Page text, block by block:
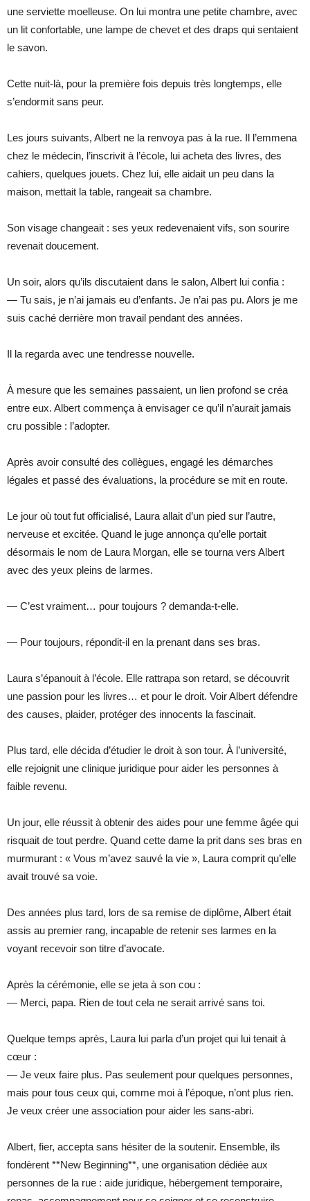
une serviette moelleuse. On lui montra une petite chambre, avec
un lit confortable, une lampe de chevet et des draps qui sentaient
le savon.
Cette nuit-là, pour la première fois depuis très longtemps, elle
s’endormit sans peur.
Les jours suivants, Albert ne la renvoya pas à la rue. Il l’emmena
chez le médecin, l’inscrivit à l’école, lui acheta des livres, des
cahiers, quelques jouets. Chez lui, elle aidait un peu dans la
maison, mettait la table, rangeait sa chambre.
Son visage changeait : ses yeux redevenaient vifs, son sourire
revenait doucement.
Un soir, alors qu’ils discutaient dans le salon, Albert lui confia :
— Tu sais, je n’ai jamais eu d’enfants. Je n’ai pas pu. Alors je me
suis caché derrière mon travail pendant des années.
Il la regarda avec une tendresse nouvelle.
À mesure que les semaines passaient, un lien profond se créa
entre eux. Albert commença à envisager ce qu’il n’aurait jamais
cru possible : l’adopter.
Après avoir consulté des collègues, engagé les démarches
légales et passé des évaluations, la procédure se mit en route.
Le jour où tout fut officialisé, Laura allait d’un pied sur l’autre,
nerveuse et excitée. Quand le juge annonça qu’elle portait
désormais le nom de Laura Morgan, elle se tourna vers Albert
avec des yeux pleins de larmes.
— C’est vraiment… pour toujours ? demanda-t-elle.
— Pour toujours, répondit-il en la prenant dans ses bras.
Laura s’épanouit à l’école. Elle rattrapa son retard, se découvrit
une passion pour les livres… et pour le droit. Voir Albert défendre
des causes, plaider, protéger des innocents la fascinait.
Plus tard, elle décida d’étudier le droit à son tour. À l’université,
elle rejoignit une clinique juridique pour aider les personnes à
faible revenu.
Un jour, elle réussit à obtenir des aides pour une femme âgée qui
risquait de tout perdre. Quand cette dame la prit dans ses bras en
murmurant : « Vous m’avez sauvé la vie », Laura comprit qu’elle
avait trouvé sa voie.
Des années plus tard, lors de sa remise de diplôme, Albert était
assis au premier rang, incapable de retenir ses larmes en la
voyant recevoir son titre d’avocate.
Après la cérémonie, elle se jeta à son cou :
— Merci, papa. Rien de tout cela ne serait arrivé sans toi.
Quelque temps après, Laura lui parla d’un projet qui lui tenait à
cœur :
— Je veux faire plus. Pas seulement pour quelques personnes,
mais pour tous ceux qui, comme moi à l’époque, n’ont plus rien.
Je veux créer une association pour aider les sans-abri.
Albert, fier, accepta sans hésiter de la soutenir. Ensemble, ils
fondèrent **New Beginning**, une organisation dédiée aux
personnes de la rue : aide juridique, hébergement temporaire,